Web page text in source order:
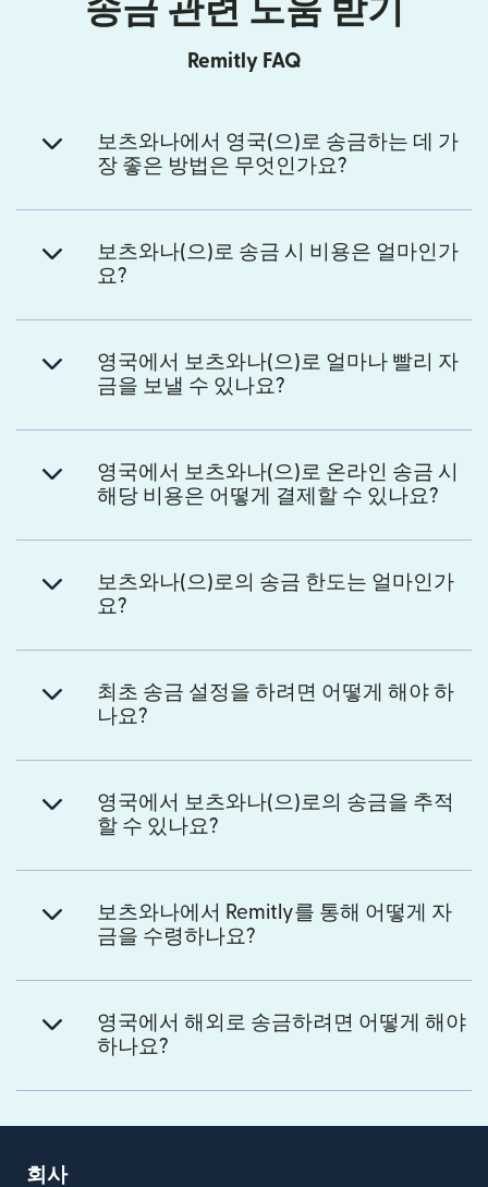
송금 관련 도움 받기
Remitly FAQ
보츠와나에서 영국(으)로 송금하는 데 가
장 좋은 방법은 무엇인가요?
보츠와나(으)로 송금 시 비용은 얼마인가
요?
영국에서 보츠와나(으)로 얼마나 빨리 자
금을 보낼 수 있나요?
영국에서 보츠와나(으)로 온라인 송금 시
해당 비용은 어떻게 결제할 수 있나요?
보츠와나(으)로의 송금 한도는 얼마인가
요?
최초 송금 설정을 하려면 어떻게 해야 하
나요?
영국에서 보츠와나(으)로의 송금을 추적
할 수 있나요?
보츠와나에서 Remitly를 통해 어떻게 자
금을 수령하나요?
영국에서 해외로 송금하려면 어떻게 해야
하나요?
회사